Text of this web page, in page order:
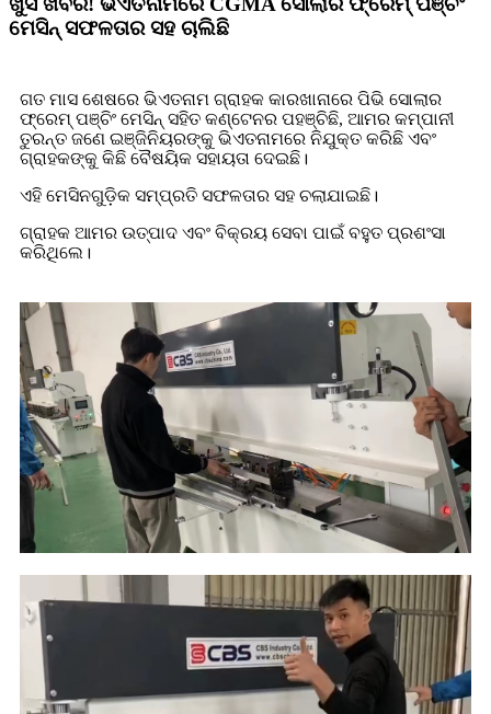
ମେସିନ୍ ସଫଳତାର ସହ ଚାଲିଛି
ଗତ ମାସ ଶେଷରେ ଭିଏତନାମ ଗ୍ରାହକ କାରଖାନାରେ ପିଭି ସୋଲାର
ଫ୍ରେମ୍ ପଞ୍ଚିଂ ମେସିନ୍ ସହିତ କଣ୍ଟେନର ପହଞ୍ଚିଛି, ଆମର କମ୍ପାନୀ
ତୁରନ୍ତ ଜଣେ ଇଞ୍ଜିନିୟରଙ୍କୁ ଭିଏତନାମରେ ନିଯୁକ୍ତ କରିଛି ଏବଂ
ଗ୍ରାହକଙ୍କୁ କିଛି ବୈଷୟିକ ସହାୟତା ଦେଇଛି।
ଏହି ମେସିନଗୁଡ଼ିକ ସମ୍ପ୍ରତି ସଫଳତାର ସହ ଚଲାଯାଇଛି।
ଗ୍ରାହକ ଆମର ଉତ୍ପାଦ ଏବଂ ବିକ୍ରୟ ସେବା ପାଇଁ ବହୁତ ପ୍ରଶଂସା
କରିଥିଲେ।